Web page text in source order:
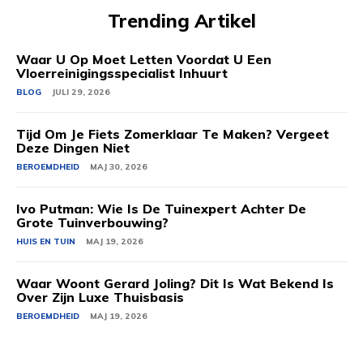
Trending Artikel
Waar U Op Moet Letten Voordat U Een
Vloerreinigingsspecialist Inhuurt
BLOG JULI 29, 2026
Tijd Om Je Fiets Zomerklaar Te Maken? Vergeet
Deze Dingen Niet
BEROEMDHEID MAJ 30, 2026
Ivo Putman: Wie Is De Tuinexpert Achter De
Grote Tuinverbouwing?
HUIS EN TUIN MAJ 19, 2026
Waar Woont Gerard Joling? Dit Is Wat Bekend Is
Over Zijn Luxe Thuisbasis
BEROEMDHEID MAJ 19, 2026